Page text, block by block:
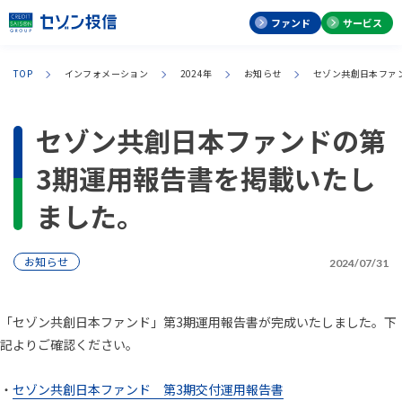
ファンド サービス
TOP インフォメーション 2024年 お知らせ セゾン共創日本ファ
セゾン共創日本ファンドの第
3期運用報告書を掲載いたし
ました。
お知らせ 2024/07/31
「セゾン共創日本ファンド」第3期運用報告書が完成いたしました。下
記よりご確認ください。
・ セゾン共創日本ファンド 第3期交付運用報告書